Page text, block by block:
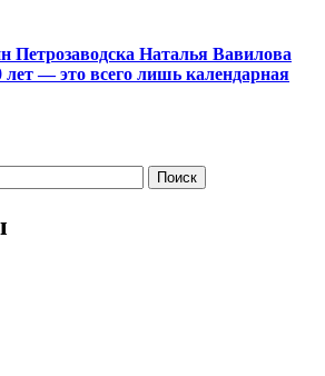
Петрозаводска Наталья Вавилова
лет — это всего лишь календарная